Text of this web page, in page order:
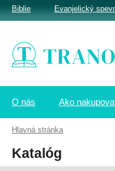
O nás Ako
Katalóg
Biblie Evanjelický
Hlavná stránka